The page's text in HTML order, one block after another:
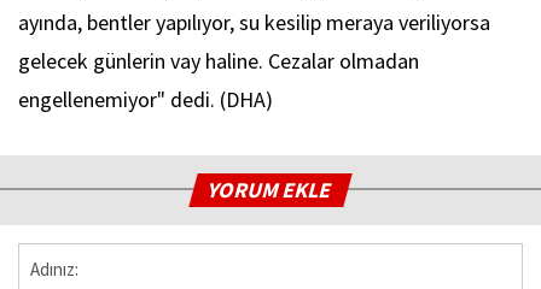
ayında, bentler yapılıyor, su kesilip meraya veriliyorsa
gelecek günlerin vay haline. Cezalar olmadan
engellenemiyor" dedi. (DHA)
YORUM EKLE